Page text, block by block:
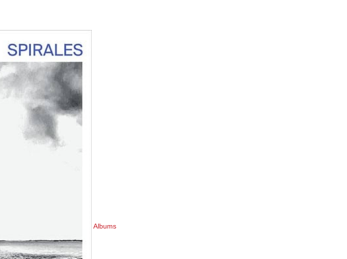
Albums